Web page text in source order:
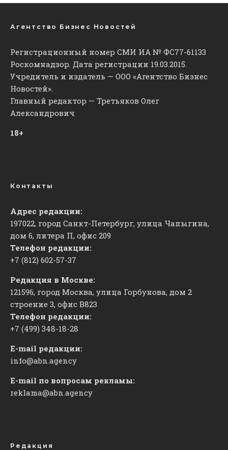
Агентство Бизнес Новостей
Регистрационный номер СМИ ИА № ФС77-61133
Роскомнадзор. Дата регистрации 19.03.2015.
Учредитель и издатель — ООО «Агентство Бизнес
Новостей».
Главный редактор — Третьяков Олег
Александрович
18+
Контакты
Адрес редакции:
197022, город Санкт-Петербург, улица Чапыгина,
дом 6, литера П, офис 209
Телефон редакции:
+7 (812) 602-57-37
Редакция в Москве:
121596, город Москва, улица Горбунова, дом 2
строение 3, офис ​В823
Телефон редакции:
+7 (499) 348-18-28
E-mail редакции:
info@abn.agency
E-mail по вопросам рекламы:
reklama@abn.agency
Редакция